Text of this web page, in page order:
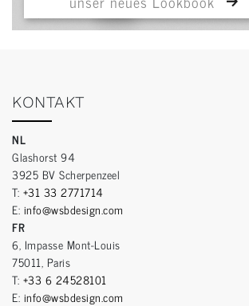
KONTAKT
NL
Glashorst 94
3925 BV Scherpenzeel
T: +31 33 2771714
E: info@wsbdesign.com
FR
6, Impasse Mont-Louis
75011, Paris
T: +33 6 24528101
E: info@wsbdesign.com